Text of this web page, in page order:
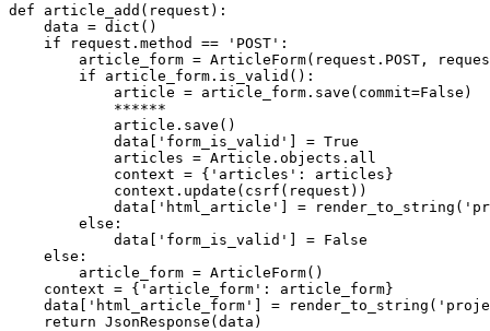
def article_add(request):
    data = dict()
    if request.method == 'POST':
article_form = ArticleForm(request.POST,
        if article_form.is_valid():
            article = article_form.save(commit=False)
            ******
            article.save()
            data['form_is_valid'] = True
            articles = Article.objects.all
            context = {'articles': articles}
            context.update(csrf(request))
data['html_article'] =
        else:
            data['form_is_valid'] = False
    else:
        article_form = ArticleForm()
    context = {'article_form': article_form}
data['html_article_form'] =
    return JsonResponse(data)